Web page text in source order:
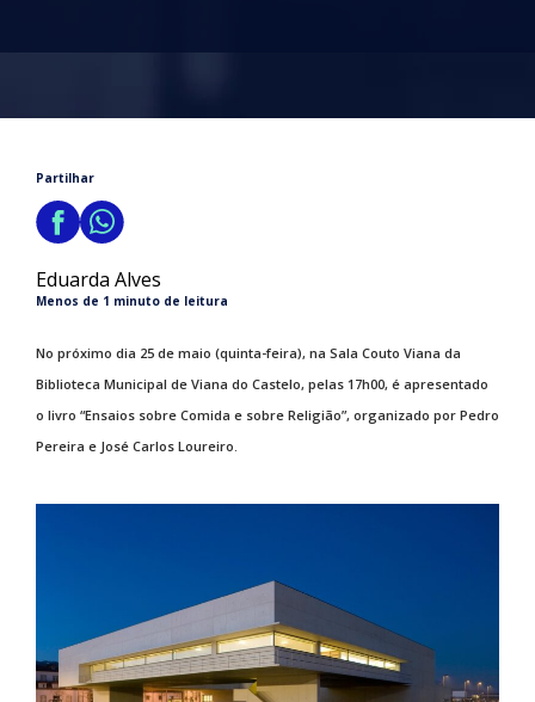
Partilhar
Eduarda Alves
Menos de 1 minuto de leitura
No próximo dia 25 de maio (quinta-feira), na Sala Couto Viana da
Biblioteca Municipal de Viana do Castelo, pelas 17h00, é apresentado
o livro “Ensaios sobre Comida e sobre Religião”, organizado por Pedro
Pereira e José Carlos Loureiro.